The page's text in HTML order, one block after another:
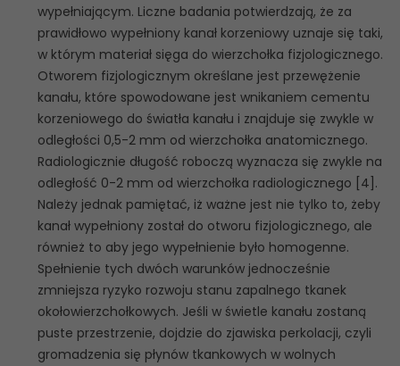
wypełniającym. Liczne badania potwierdzają, że za
prawidłowo wypełniony kanał korzeniowy uznaje się taki,
w którym materiał sięga do wierzchołka fizjologicznego.
Otworem fizjologicznym określane jest przewężenie
kanału, które spowodowane jest wnikaniem cementu
korzeniowego do światła kanału i znajduje się zwykle w
odległości 0,5-2 mm od wierzchołka anatomicznego.
Radiologicznie długość roboczą wyznacza się zwykle na
odległość 0-2 mm od wierzchołka radiologicznego [4].
Należy jednak pamiętać, iż ważne jest nie tylko to, żeby
kanał wypełniony został do otworu fizjologicznego, ale
również to aby jego wypełnienie było homogenne.
Spełnienie tych dwóch warunków jednocześnie
zmniejsza ryzyko rozwoju stanu zapalnego tkanek
okołowierzchołkowych. Jeśli w świetle kanału zostaną
puste przestrzenie, dojdzie do zjawiska perkolacji, czyli
gromadzenia się płynów tkankowych w wolnych